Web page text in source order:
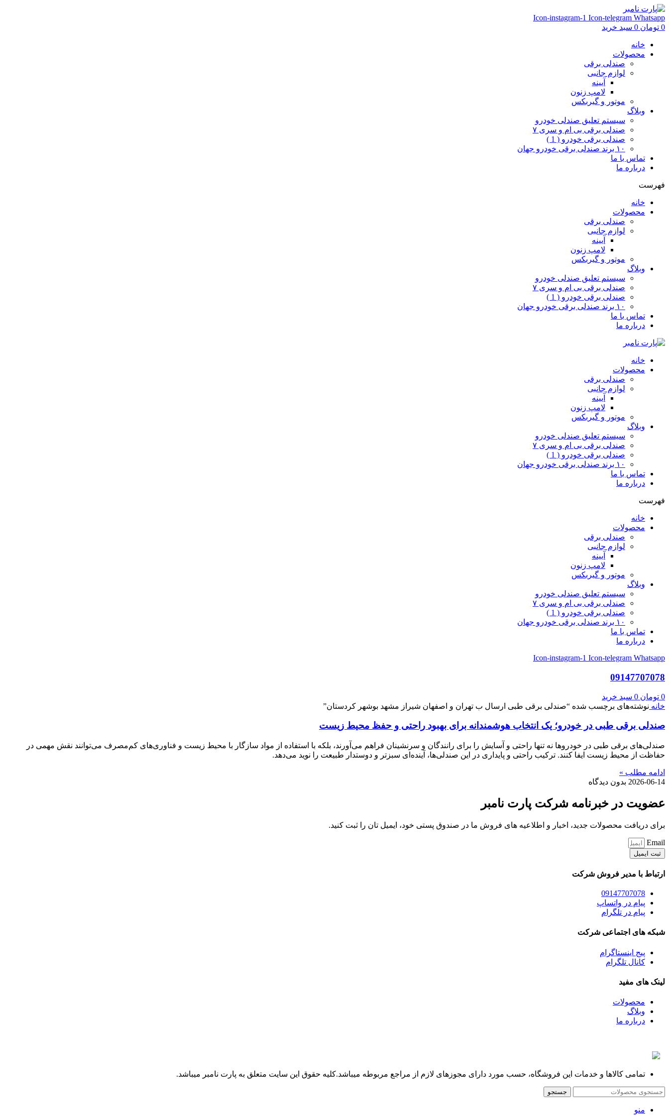
Icon-instagram-1 Icon-telegram Whatsapp
0 تومان 0 سبد خرید
خانه
محصولات
صندلی برقی
لوازم جانبی
آیینه
لامپ زنون
موتور و گیربکس
وبلاگ
سیستم تعلیق صندلی خودرو
صندلی برقی بی ام و سری ۷
صندلی برقی خودرو ( 1 )
۱۰ برند صندلی برقی خودرو جهان
تماس با ما
درباره ما
فهرست
خانه
محصولات
صندلی برقی
لوازم جانبی
آیینه
لامپ زنون
موتور و گیربکس
وبلاگ
سیستم تعلیق صندلی خودرو
صندلی برقی بی ام و سری ۷
صندلی برقی خودرو ( 1 )
۱۰ برند صندلی برقی خودرو جهان
تماس با ما
درباره ما
خانه
محصولات
صندلی برقی
لوازم جانبی
آیینه
لامپ زنون
موتور و گیربکس
وبلاگ
سیستم تعلیق صندلی خودرو
صندلی برقی بی ام و سری ۷
صندلی برقی خودرو ( 1 )
۱۰ برند صندلی برقی خودرو جهان
تماس با ما
درباره ما
فهرست
خانه
محصولات
صندلی برقی
لوازم جانبی
آیینه
لامپ زنون
موتور و گیربکس
وبلاگ
سیستم تعلیق صندلی خودرو
صندلی برقی بی ام و سری ۷
صندلی برقی خودرو ( 1 )
۱۰ برند صندلی برقی خودرو جهان
تماس با ما
درباره ما
Icon-instagram-1 Icon-telegram Whatsapp
09147707078
0 تومان 0 سبد خرید
خانه نوشته‌های برچسب شده “صندلی برقی طبی ارسال ب تهران و اصفهان شیراز مشهد بوشهر کردستان”
صندلی برقی طبی در خودرو؛ یک انتخاب هوشمندانه برای بهبود راحتی و حفظ محیط زیست
صندلی‌های برقی طبی در خودروها نه تنها راحتی و آسایش را برای رانندگان و سرنشینان فراهم می‌آورند، بلکه با استفاده از مواد سازگار با محیط زیست و فناوری‌های کم‌مصرف می‌توانند نقش مهمی در
حفاظت از محیط زیست ایفا کنند. ترکیب راحتی و پایداری در این صندلی‌ها، آینده‌ای سبزتر و دوستدار طبیعت را نوید می‌دهد.
ادامه مطلب »
2026-06-14 بدون دیدگاه
عضویت در خبرنامه شرکت پارت نامبر
برای دریافت محصولات جدید، اخبار و اطلاعیه های فروش ما در صندوق پستی خود، ایمیل تان را ثبت کنید.
Email
ثبت ایمیل
ارتباط با مدیر فروش شرکت
09147707078
پیام در واتساپ
پیام در تلگرام
شبکه های اجتماعی شرکت
پیج اینستاگرام
کانال تلگرام
لینک های مفید
محصولات
وبلاگ
درباره ما
تمامی کالاها و خدمات این فروشگاه، حسب مورد دارای مجوزهای لازم از مراجع مربوطه میباشد.کلیه حقوق این سایت متعلق به پارت نامبر میباشد.
جستجو
منو